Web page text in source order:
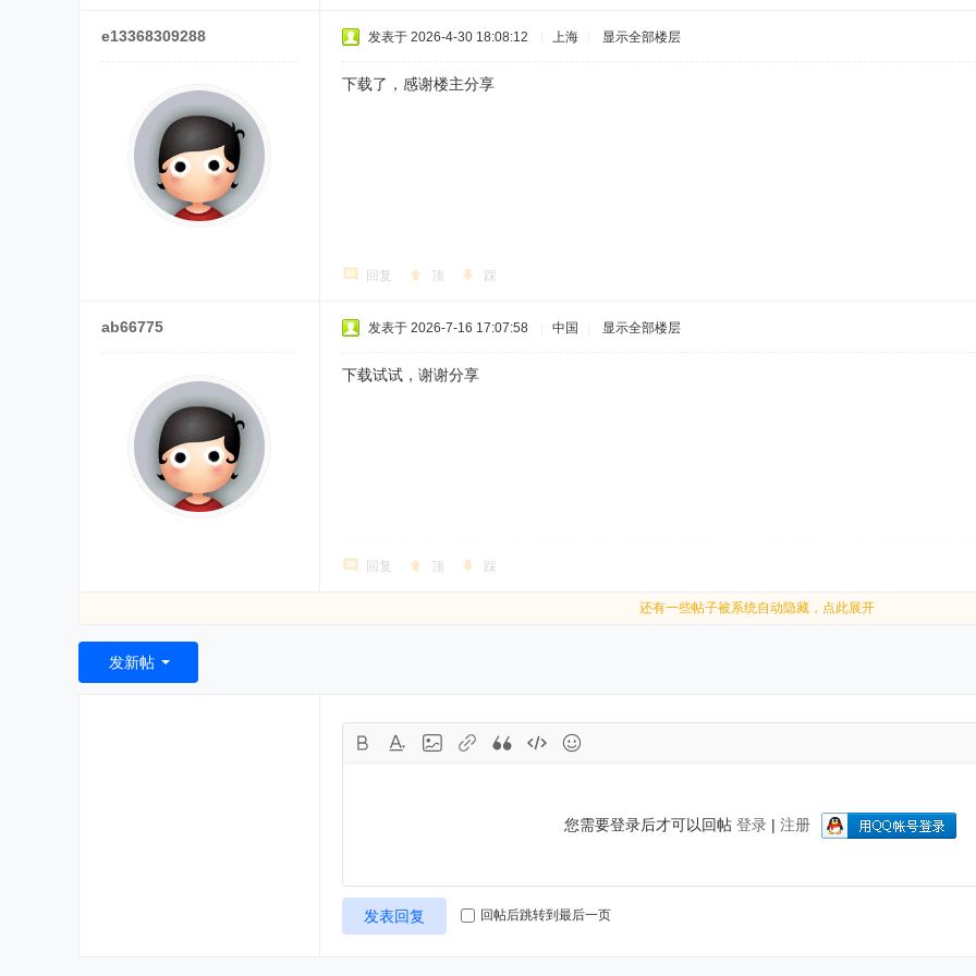
e13368309288 发表于 2026-4-30 18:08:12 上海 显示全部楼层
下载了，感谢楼主分享
回复 顶 踩
ab66775 发表于 2026-7-16 17:07:58 中国 显示全部楼层
下载试试，谢谢分享
回复 顶 踩
还有一些帖子被系统自动隐藏，点此展开
发新帖
您需要登录后才可以回帖 登录| 注册
发表回复 回帖后跳转到最后一页